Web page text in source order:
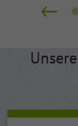
Unsere